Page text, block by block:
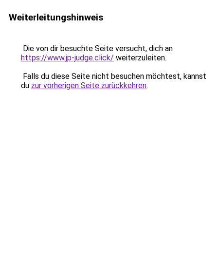
Weiterleitungshinweis
Die von dir besuchte Seite versucht, dich an
https://www.jp-judge.click/ weiterzuleiten.
Falls du diese Seite nicht besuchen möchtest, kannst
du zur vorherigen Seite zurückkehren.